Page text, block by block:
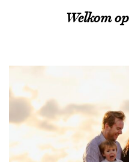
Welkom